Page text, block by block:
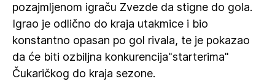
pozajmljenom igraču Zvezde da stigne do gola.
Igrao je odlično do kraja utakmice i bio
konstantno opasan po gol rivala, te je pokazao
da će biti ozbiljna konkurencija"starterima"
Čukaričkog do kraja sezone.